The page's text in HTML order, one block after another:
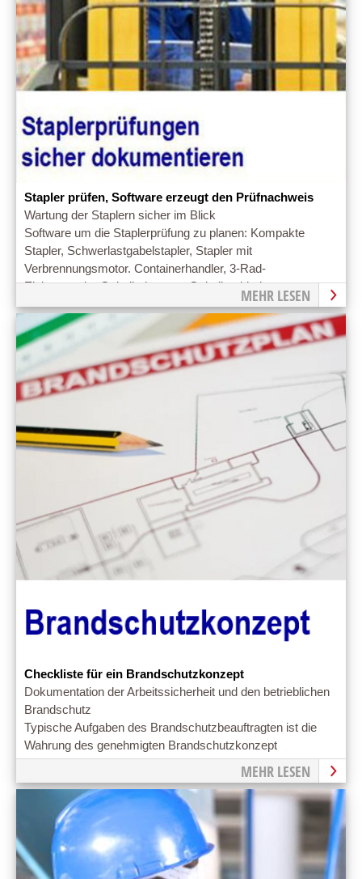
Stapler prüfen, Software erzeugt den Prüfnachweis
Wartung der Staplern sicher im Blick
Software um die Staplerprüfung zu planen: Kompakte
Stapler, Schwerlastgabelstapler, Stapler mit
Verbrennungsmotor. Containerhandler, 3-Rad-
Elektrostapler Gabelhubwagen Gabelhochhubwagen,
MEHR LESEN
Checkliste für ein Brandschutzkonzept
Dokumentation der Arbeitssicherheit und den betrieblichen
Brandschutz
Typische Aufgaben des Brandschutzbeauftragten ist die
Wahrung des genehmigten Brandschutzkonzept
MEHR LESEN